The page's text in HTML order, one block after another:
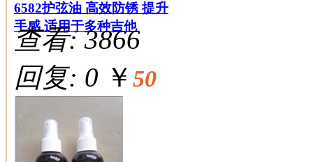
6582护弦油 高效防锈 提升
手感 适用于多种吉他
查看: 3866
回复: 0 ￥ 50